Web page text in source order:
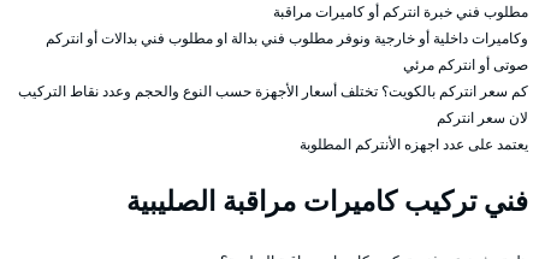
مطلوب فني خبرة انتركم أو كاميرات مراقبة
وكاميرات داخلية أو خارجية ونوفر مطلوب فني بدالة او مطلوب فني بدالات أو انتركم
صوتى أو انتركم مرئي
كم سعر انتركم بالكويت؟ تختلف أسعار الأجهزة حسب النوع والحجم وعدد نقاط التركيب
لان سعر انتركم
يعتمد على عدد اجهزه الأنتركم المطلوبة
فني تركيب كاميرات مراقبة الصليبية